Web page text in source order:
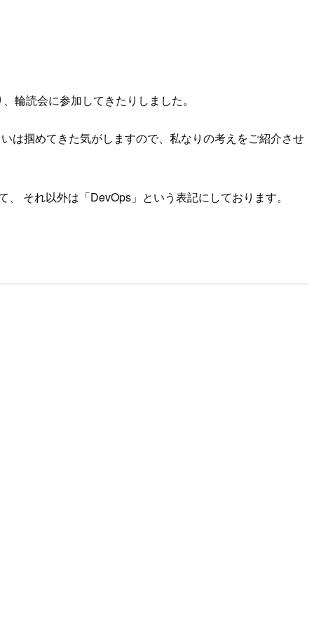
輪読会に参加してきたりしました。
は掴めてきた気がしますので、私なりの考えをご紹介させ
それ以外は「DevOps」という表記にしております。